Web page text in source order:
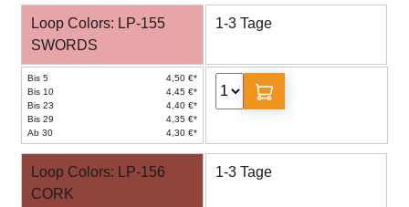
Loop Colors: LP-155
SWORDS
1-3 Tage
Bis 5
4,50 €*
Bis 10
4,45 €*
Bis 23
4,40 €*
Bis 29
4,35 €*
Ab 30
4,30 €*
Loop Colors: LP-156
CORK
1-3 Tage